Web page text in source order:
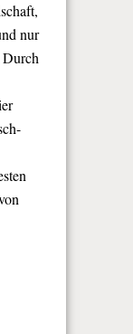
nur
Durch